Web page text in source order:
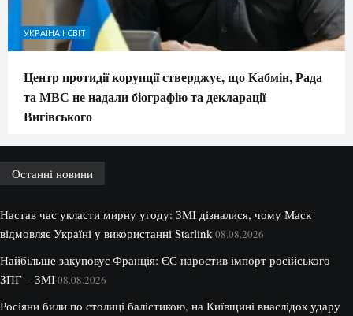
УКРАЇНА І СВІТ
Центр протидії корупції стверджує, що Кабмін, Рада
та МВС не надали біографію та декларації
Вигівського
Останні новини
Настав час укласти мирну угоду: ЗМІ дізналися, чому Маск
відмовляє Україні у використанні Starlink 08.08.2026
Найбільше закуповує Франція: ЄС наростив імпорт російського
ЗПГ – ЗМІ08.08.2026
Росіяни били по столиці балістикою, на Київщині внаслідок удару